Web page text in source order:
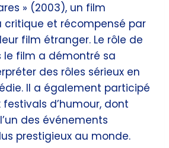
» (2003), un film
et récompensé par
film étranger. Le rôle de
le film a démontré sa
des rôles sérieux en
Il a également participé
d’humour, dont
des événements
prestigieux au monde.